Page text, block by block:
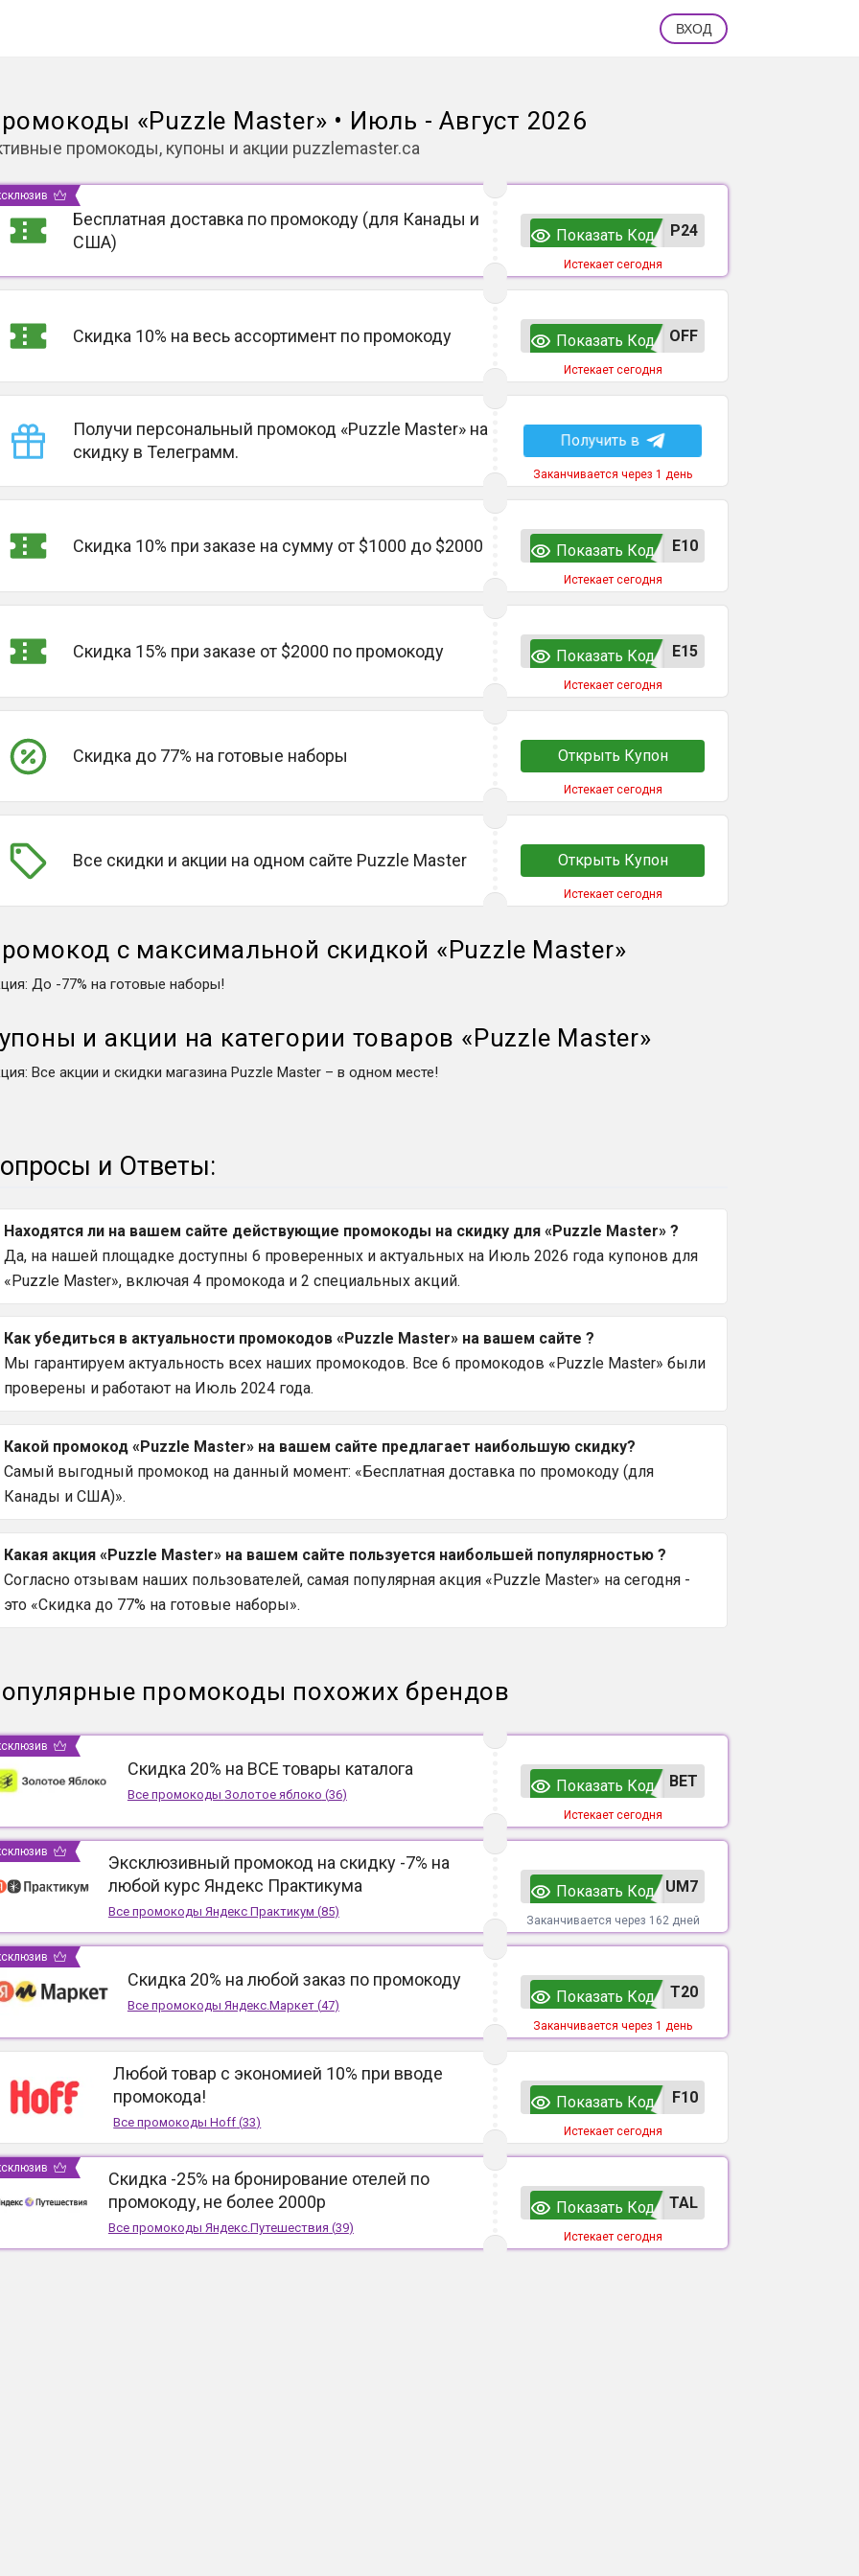
ВХОД
«Puzzle Master» • Июль - Август 2026
промокоды, купоны и акции puzzlemaster.ca
Бесплатная доставка по промокоду (для Канады и
США)
P24
Показать Код
Истекает сегодня
Скидка 10% на весь ассортимент по промокоду OFF
Показать Код
Истекает сегодня
Получи персональный промокод «Puzzle Master» на
скидку в Телеграмм.
Получить в
Заканчивается через 1 день
Скидка 10% при заказе на сумму от $1000 до $2000 E10
Показать Код
Истекает сегодня
Скидка 15% при заказе от $2000 по промокоду E15
Показать Код
Истекает сегодня
Скидка до 77% на готовые наборы Открыть Купон
Истекает сегодня
Все скидки и акции на одном сайте Puzzle Master Открыть Купон
Истекает сегодня
с максимальной скидкой «Puzzle Master»
: До -77% на готовые наборы!
и акции на категории товаров «Puzzle Master»
: Все акции и скидки магазина Puzzle Master – в одном месте!
и Ответы:
Находятся ли на вашем сайте действующие промокоды на скидку для «Puzzle Master» ?
Да, на нашей площадке доступны 6 проверенных и актуальных на Июль 2026 года купонов для
«Puzzle Master», включая 4 промокода и 2 специальных акций.
Как убедиться в актуальности промокодов «Puzzle Master» на вашем сайте ?
Мы гарантируем актуальность всех наших промокодов. Все 6 промокодов «Puzzle Master» были
проверены и работают на Июль 2024 года.
Какой промокод «Puzzle Master» на вашем сайте предлагает наибольшую скидку?
Самый выгодный промокод на данный момент: «Бесплатная доставка по промокоду (для
Канады и США)».
Какая акция «Puzzle Master» на вашем сайте пользуется наибольшей популярностью ?
Согласно отзывам наших пользователей, самая популярная акция «Puzzle Master» на сегодня -
это «Скидка до 77% на готовые наборы».
промокоды похожих брендов
Скидка 20% на ВСЕ товары каталога
Все промокоды Золотое яблоко (36)
ВЕТ
Показать Код
Истекает сегодня
Эксклюзивный промокод на скидку -7% на
любой курс Яндекс Практикума
Все промокоды Яндекс Практикум (85)
UM7
Показать Код
Заканчивается через 162 дней
Скидка 20% на любой заказ по промокоду
Все промокоды Яндекс.Маркет(47)
T20
Показать Код
Заканчивается через 1 день
Любой товар с экономией 10% при вводе
промокода!
Все промокодыHoff (33)
F10
Показать Код
Истекает сегодня
Скидка -25% на бронирование отелей по
промокоду, не более 2000р
Все промокоды Яндекс.Путешествия (39)
TAL
Показать Код
Истекает сегодня